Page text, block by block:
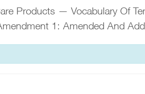
Products — Vocabulary Of
1: Amended And